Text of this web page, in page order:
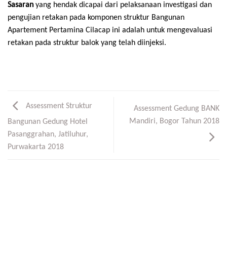
Sasaranyang hendak dicapai dari pelaksanaan investigasi dan
pengujian retakan pada komponen struktur Bangunan
Apartement Pertamina Cilacap ini adalah untuk mengevaluasi
retakan pada struktur balok yang telah diinjeksi.
Assessment Struktur
Bangunan Gedung Hotel
Pasanggrahan, Jatiluhur,
Purwakarta 2018
Assessment Gedung BANK
Mandiri, Bogor Tahun 2018